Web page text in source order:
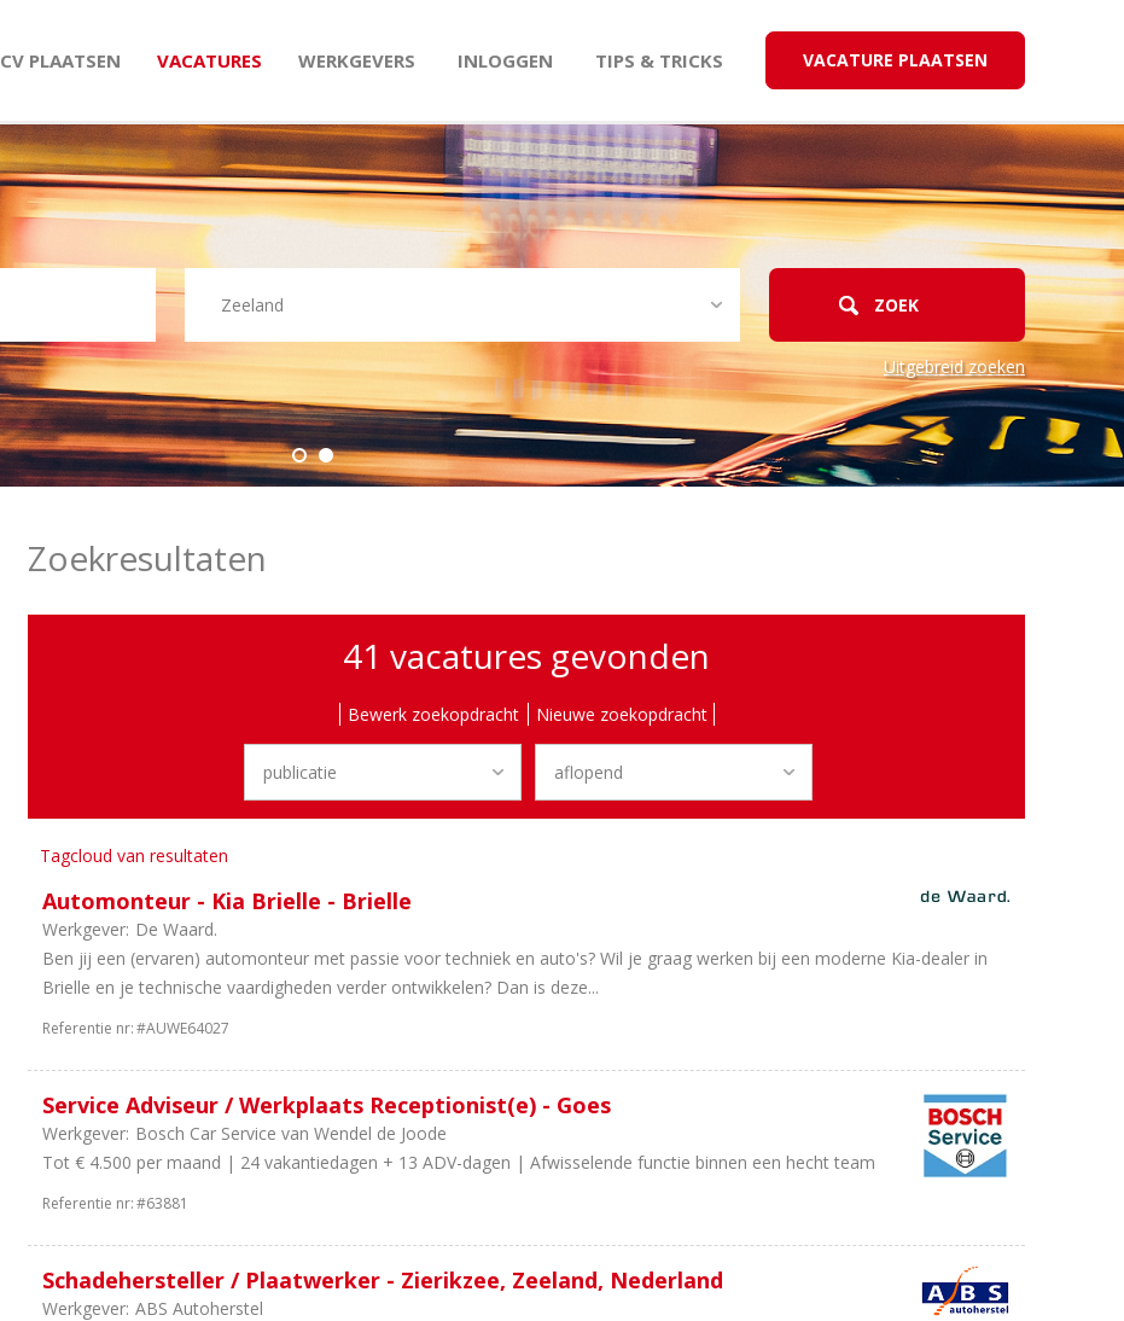
CV PLAATSEN VACATURES WERKGEVERS INLOGGEN TIPS & TRICKS VACATURE PLAATSEN
Uitgebreid zoeken
Zoekresultaten
41 vacatures gevonden
Bewerk zoekopdracht Nieuwe zoekopdracht
Tagcloud van resultaten
Automonteur - Kia Brielle - Brielle
Werkgever: De Waard.
Ben jij een (ervaren) automonteur met passie voor techniek en auto's? Wil je graag werken bij een moderne Kia-dealer in
Brielle en je technische vaardigheden verder ontwikkelen? Dan is deze...
Referentie nr:#AUWE64027
Service Adviseur / Werkplaats Receptionist(e) - Goes
Werkgever: Bosch Car Service van Wendel de Joode
Tot € 4.500 per maand | 24 vakantiedagen + 13 ADV-dagen | Afwisselende functie binnen een hecht team
Referentie nr:#63881
Schadehersteller / Plaatwerker - Zierikzee, Zeeland, Nederland
Werkgever: ABS Autoherstel